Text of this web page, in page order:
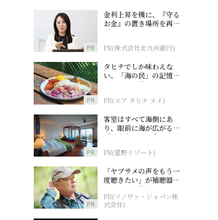
PR
金利上昇を機に、『守る
お金』の置き場所を再検
討
PR(株式会社北九州銀行)
PR
タヒチでしか味わえな
い、「海の民」の記憶へ
とつながる旅
PR(エア タヒチ ヌイ)
PR
客室はすべて海側にあ
り、眼前に海が広がる
『西表島ホテル by 星野
PR(星野リゾート)
PR
「ヤブサメの声をもう一
度聴きたい」が補聴器チ
ャレンジの後押しに
PR(ソノヴァ・ジャパン株
式会社)